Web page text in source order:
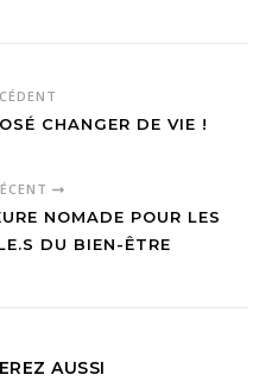
CHANGER DE VIE !
NOMADE POUR LES
DU BIEN-ÊTRE
AUSSI